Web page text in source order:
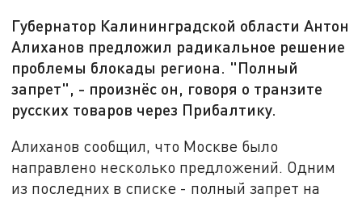
Губернатор Калининградской области Антон
Алиханов предложил радикальное решение
проблемы блокады региона. "Полный
запрет", - произнёс он, говоря о транзите
русских товаров через Прибалтику.
Алиханов сообщил, что Москве было
направлено несколько предложений. Одним
из последних в списке - полный запрет на